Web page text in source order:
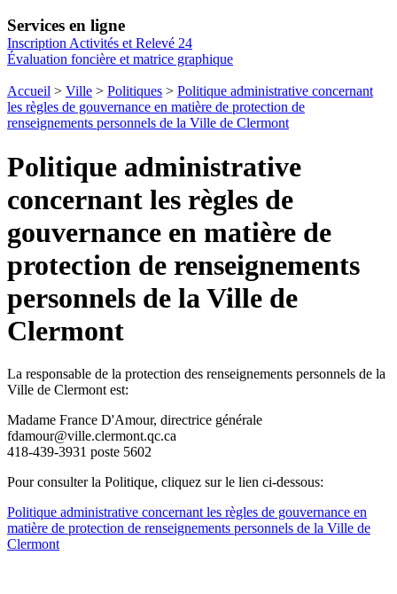
Services en ligne
Inscription Activités et Relevé 24
Évaluation foncière et matrice graphique
Accueil > Ville > Politiques > Politique administrative concernant
les règles de gouvernance en matière de protection de
renseignements personnels de la Ville de Clermont
Politique administrative
concernant les règles de
gouvernance en matière de
protection de renseignements
personnels de la Ville de
Clermont
La responsable de la protection des renseignements personnels de la
Ville de Clermont est:
Madame France D'Amour, directrice générale
fdamour@ville.clermont.qc.ca
418-439-3931 poste 5602
Pour consulter la Politique, cliquez sur le lien ci-dessous:
Politique administrative concernant les règles de gouvernance en
matière de protection de renseignements personnels de la Ville de
Clermont